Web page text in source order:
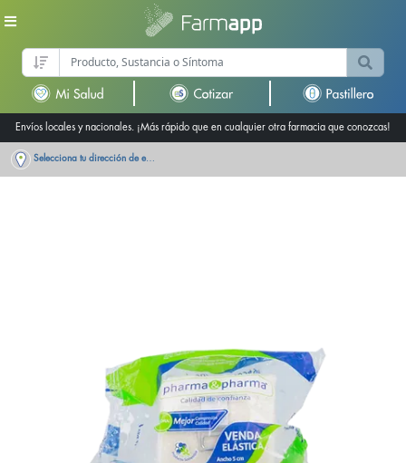
Envíos locales y nacionales. ¡Más rápido que en cualquier otra farmacia que conozcas!
Selecciona tu dirección de entrega